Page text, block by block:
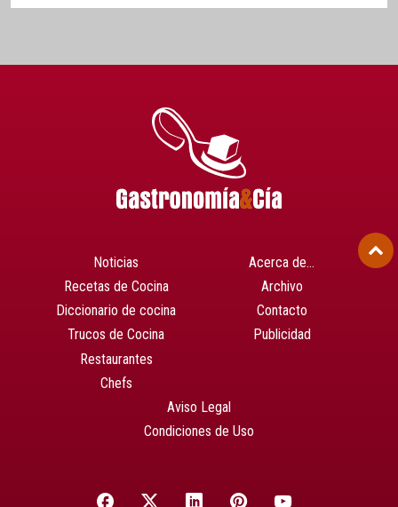
Noticias
Recetas de Cocina
Diccionario de cocina
Trucos de Cocina
Restaurantes
Chefs
Acerca de…
Archivo
Contacto
Publicidad
Aviso Legal
Condiciones de Uso